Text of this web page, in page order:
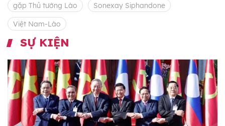
gặp Thủ tướng Lào Sonexay Siphandone
Việt Nam-Lào
SỰ KIỆN